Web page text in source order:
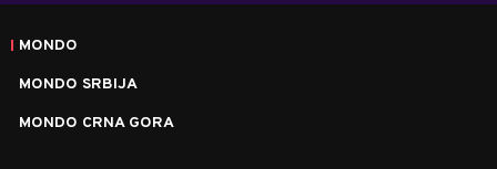
MONDO
MONDO SRBIJA
MONDO CRNA GORA